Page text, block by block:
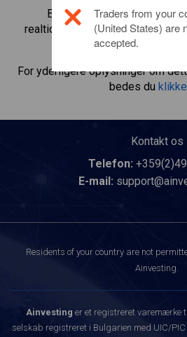
Begynd at handle CFD’er
realtidskurser og aktieudbytte,
For yderligere oplysninger om
bedes du
Kontakt os
Telefon:
E-mail:
Residents of your country are not
Ainvesting.
Ainvesting er et registreret varemærke
selskab registreret i Bulgarien med UIC/
Traders from your
(United States) are
accepted.